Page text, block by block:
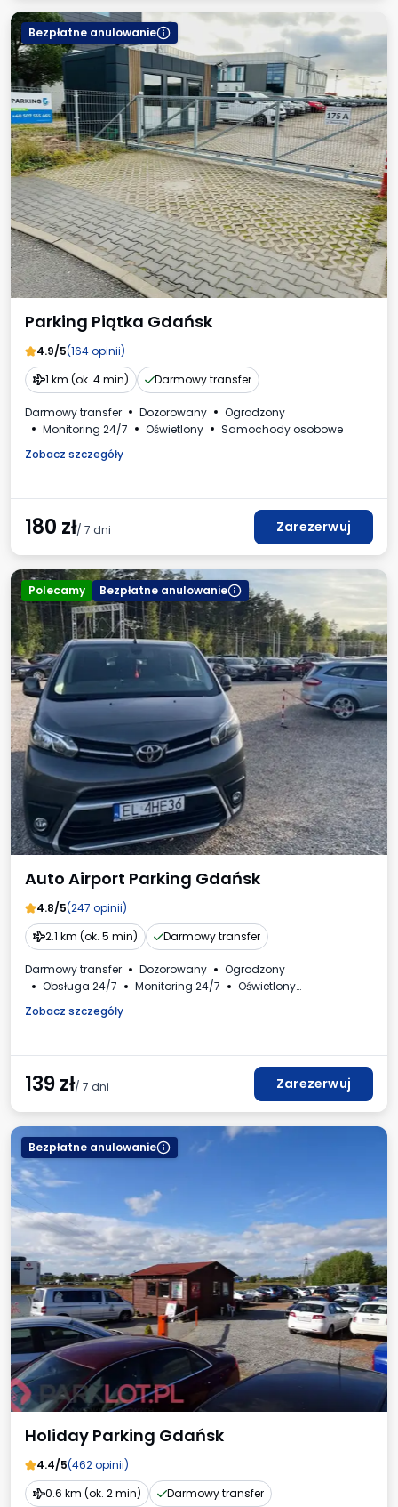
Bezpłatne anulowanie
Parking Piątka Gdańsk
4.9/5(164 opinii)
1 km (ok. 4 min)
Darmowy transfer
Darmowy transfer Dozorowany
Ogrodzony
Monitoring 24/7
Oświetlony
Samochody osobowe
Zobacz szczegóły
180 zł/ 7 dni Zarezerwuj
Polecamy Bezpłatne anulowanie
Auto Airport Parking Gdańsk
4.8/5(247 opinii)
2.1 km (ok. 5 min)
Darmowy transfer
Darmowy transfer Dozorowany
Ogrodzony
Obsługa 24/7
Monitoring 24/7
Oświetlony
Samochody osobowe
Zobacz szczegóły
139zł/ 7 dni Zarezerwuj
Bezpłatne anulowanie
Holiday Parking Gdańsk
4.4/5(462 opinii)
0.6 km (ok. 2 min)
Darmowy transfer